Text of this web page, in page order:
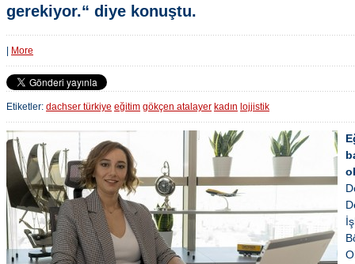
gerekiyor.“ diye konuştu.
More
Etiketler: dachser türkiye eğitim gökçen atalayer kadın lojjistik